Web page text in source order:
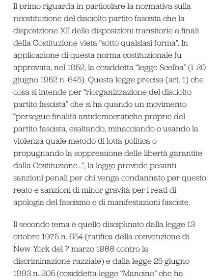
Il primo riguarda in particolare la normativa sulla
ricostituzione del disciolto partito fascista che la
disposizione XII delle disposizioni transitorie e finali
della Costituzione vieta “sotto qualsiasi forma”. In
applicazione di questa norma costituzionale fu
approvata, nel 1952, la cosiddetta “legge Scelba” (l. 20
giugno 1952 n. 645). Questa legge precisa (art. 1) che
cosa si intende per “riorganizzazione del disciolto
partito fascista” che si ha quando un movimento
“persegue finalità antidemocratiche proprie del
partito fascista, esaltando, minacciando o usando la
violenza quale metodo di lotta politica o
propugnando la soppressione delle libertà garantite
dalla Costituzione…”; la legge prevede pesanti
sanzioni penali per chi venga condannato per questo
reato e sanzioni di minor gravità per i reati di
apologia del fascismo e di manifestazioni fasciste.
Il secondo tema è quello disciplinato dalla legge 13
ottobre 1975 n. 654 (ratifica della convenzione di
New York del 7 marzo 1966 contro la
discriminazione razziale) e dalla legge 25 giugno
1993 n. 205 (cosiddetta legge “Mancino” che ha